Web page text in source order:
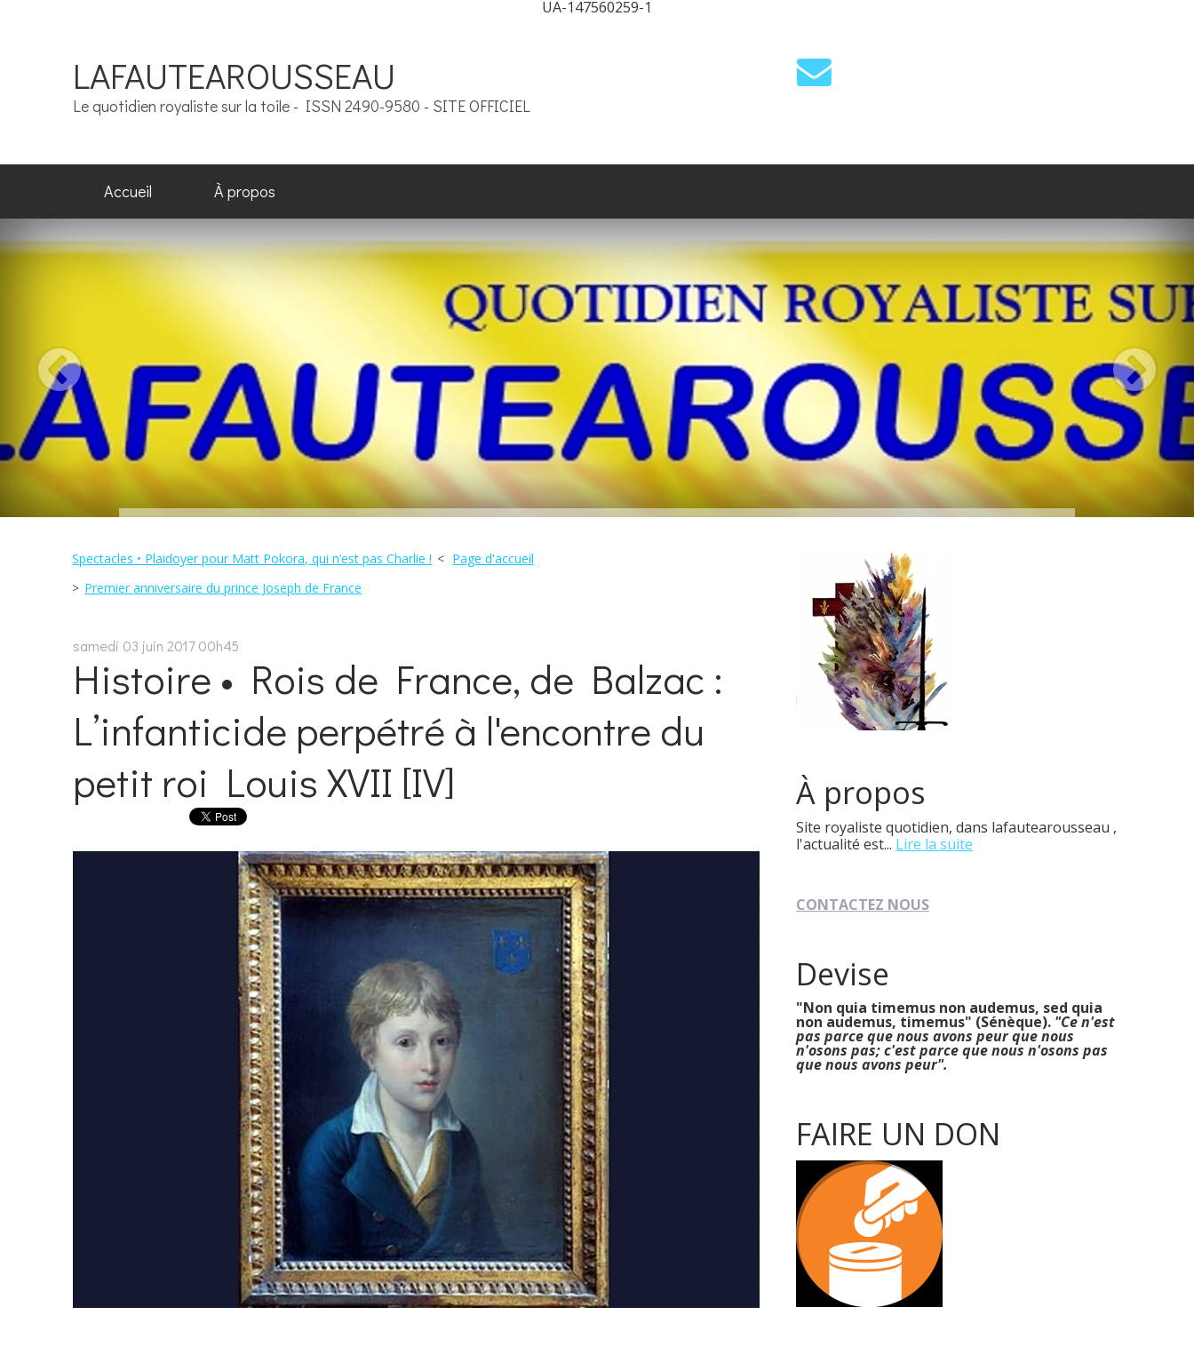
UA-147560259-1
LAFAUTEAROUSSEAU
Le quotidien royaliste sur la toile - ISSN 2490-9580 - SITE OFFICIEL
Accueil À propos
Spectacles • Plaidoyer pour Matt Pokora, qui n’est pas Charlie !
Page d'accueil
Premier anniversaire du prince Joseph de France
samedi 03 juin 2017 00h45
Histoire • Rois de France, de Balzac :
L’infanticide perpétré à l'encontre du
petit roi Louis XVII [IV]
À propos
Site royaliste quotidien, dans lafautearousseau ,
l'actualité est... Lire la suite
CONTACTEZ NOUS
Devise
"Non quia timemus non audemus, sed quia
non audemus, timemus" (Sénèque). "Ce n'est
pas parce que nous avons peur que nous
n'osons pas; c'est parce que nous n'osons pas
que nous avons peur".
FAIRE UN DON